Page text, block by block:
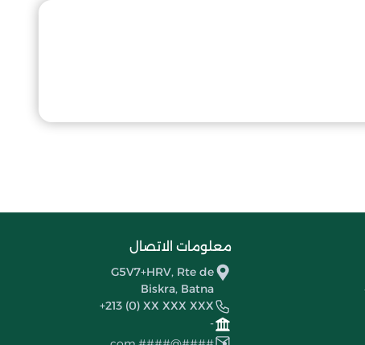
معلومات الاتصال
G5V7+HRV, Rte de
Biskra, Batna
+213 (0) XX XXX XXX
-